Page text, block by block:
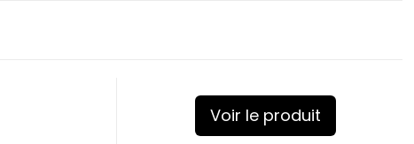
Voir le produit